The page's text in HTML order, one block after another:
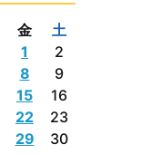
金
土
1
2
8
9
15
16
22
23
29
30